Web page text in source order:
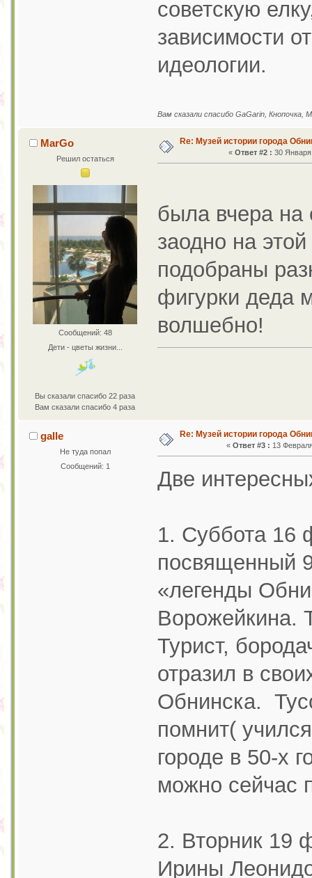
советскую
зависимости
идеологии.
Вам сказали спасибо GaGarin, Кнопочка,
MarGo
Решил остаться
Сообщений: 48
Дети - цветы жизни...
Вы сказали спасибо 22 раза
Вам сказали спасибо 4 раза
Re: Музей истории города
« Ответ #2 : 30
была вчера
заодно на
подобраны
фигурки деда
волшебно!
galle
Не туда попал
Сообщений: 1
Re: Музей истории города
« Ответ #3 : 13
Две
1. Суббота 16
посвященный
«легенды
Ворожейкина.
Турист,
отразил в
Обнинска.
помнит(
городе в 50-х
можно сейчас
2. Вторник 19
Ирины